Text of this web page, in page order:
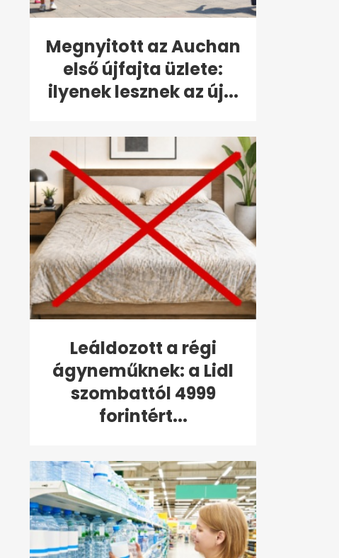
Megnyitott az Auchan
első újfajta üzlete:
ilyenek lesznek az új...
Leáldozott a régi
ágyneműknek: a Lidl
szombattól 4999
forintért...